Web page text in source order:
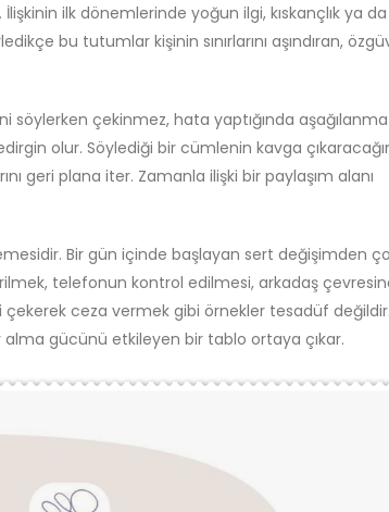
ilk dönemlerinde yoğun ilgi, kıskançlık ya
bu tutumlar kişinin sınırlarını aşındıran,
söylerken çekinmez, hata yaptığında
olur. Söylediği bir cümlenin kavga
geri plana iter. Zamanla ilişki bir paylaşım alanı
Bir gün içinde başlayan sert değişimden
telefonun kontrol edilmesi, arkadaş
çekerek ceza vermek gibi örnekler tesadüf
gücünü etkileyen bir tablo ortaya çıkar.